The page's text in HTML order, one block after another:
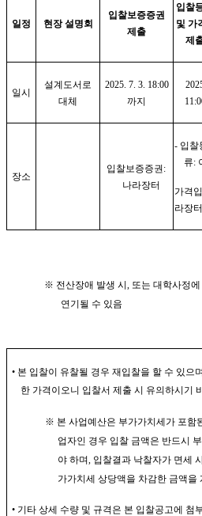
일정 현장 설명회
입찰보증증권
제출
입찰
및 가
제
일시
설계도서로
대체
2025. 7. 3. 18:00
까지
장소
입찰보증증권:
나라장터
- 입찰
류:
가격
라장터
※ 전산장애 발생 시, 또는 대학사정
연기될 수 있음
• 본 입찰이 유찰될 경우 재입찰을 할 수 있으
한 가격이오니 입찰서 제출 시 유의하시기
※ 본 사업예산은 부가가치세가 포함
업자인 경우 입찰 금액은 반드시
야 하며, 입찰결과 낙찰자가 면세
가가치세 상당액을 차감한 금액을
• 기타 상세 수량 및 규격은 본 입찰공고에 첨